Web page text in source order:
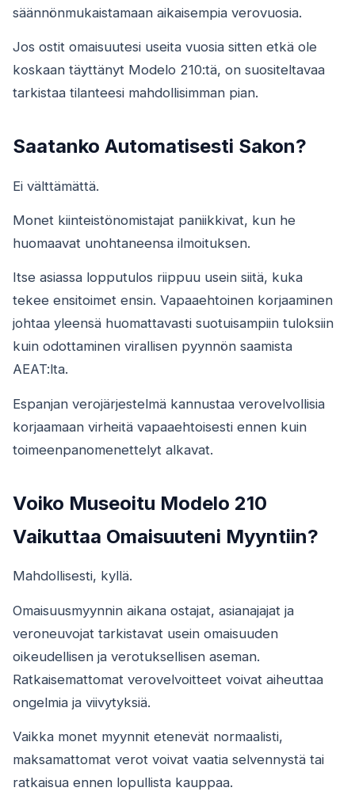
säännönmukaistamaan aikaisempia verovuosia.
Jos ostit omaisuutesi useita vuosia sitten etkä ole
koskaan täyttänyt Modelo 210:tä, on suositeltavaa
tarkistaa tilanteesi mahdollisimman pian.
Saatanko Automatisesti Sakon?
Ei välttämättä.
Monet kiinteistönomistajat paniikkivat, kun he
huomaavat unohtaneensa ilmoituksen.
Itse asiassa lopputulos riippuu usein siitä, kuka
tekee ensitoimet ensin. Vapaaehtoinen korjaaminen
johtaa yleensä huomattavasti suotuisampiin tuloksiin
kuin odottaminen virallisen pyynnön saamista
AEAT:lta.
Espanjan verojärjestelmä kannustaa verovelvollisia
korjaamaan virheitä vapaaehtoisesti ennen kuin
toimeenpanomenettelyt alkavat.
Voiko Museoitu Modelo 210
Vaikuttaa Omaisuuteni Myyntiin?
Mahdollisesti, kyllä.
Omaisuusmyynnin aikana ostajat, asianajajat ja
veroneuvojat tarkistavat usein omaisuuden
oikeudellisen ja verotuksellisen aseman.
Ratkaisemattomat verovelvoitteet voivat aiheuttaa
ongelmia ja viivytyksiä.
Vaikka monet myynnit etenevät normaalisti,
maksamattomat verot voivat vaatia selvennystä tai
ratkaisua ennen lopullista kauppaa.